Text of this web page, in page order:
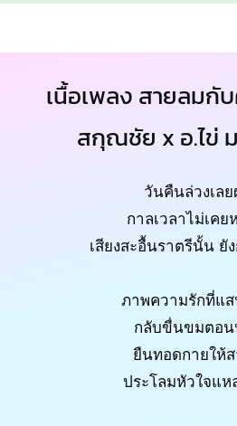
เนื้อเพลง สายลมกั
สกุณชัย x อ.ไข่
วันคืนล่วงเล
กาลเวลาไม่เค
เสียงสะอื้นราตรีนั้น ยั
ภาพความรักที่แ
กลับขื่นขมตอน
ยืนทอดกายให้
ประโลมหัวใจแห